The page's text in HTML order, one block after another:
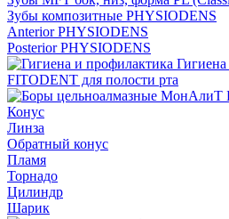
Зубы композитные PHYSIODENS
Anterior PHYSIODENS
Posterior PHYSIODENS
FITODENT для полости рта
Конус
Линза
Обратный конус
Пламя
Торнадо
Цилиндр
Шарик